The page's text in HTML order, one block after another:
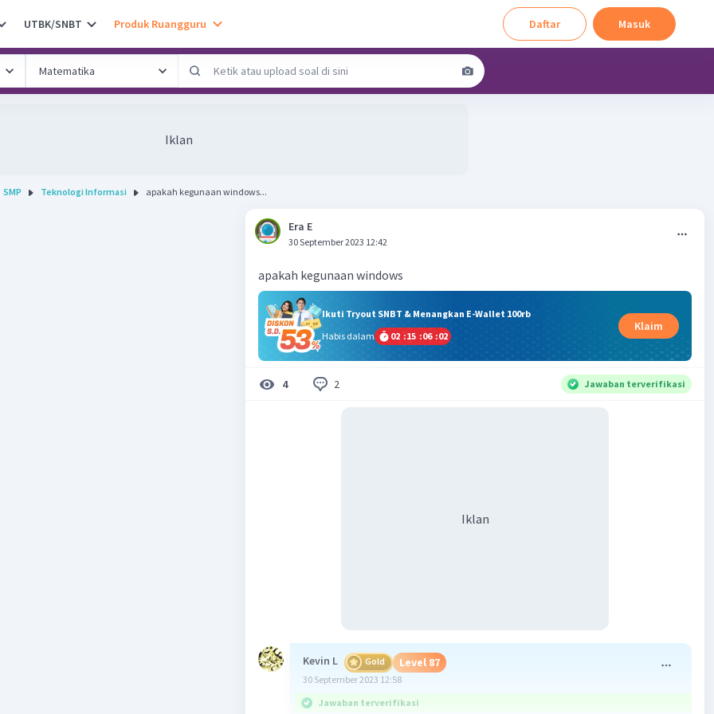
UTBK/SNBT Produk Ruangguru Daftar Masuk
Iklan
SMP Teknologi Informasi apakah kegunaan windows...
Era E
30 September 2023 12:42
apakah kegunaan windows
Ikuti Tryout SNBT & Menangkan E-Wallet 100rb
Habis dalam
02 :15 :06 :01
Klaim
4 2 Jawaban terverifikasi
Iklan
Kevin L Gold Level 87
30 September 2023 12:58
Jawaban terverifikasi